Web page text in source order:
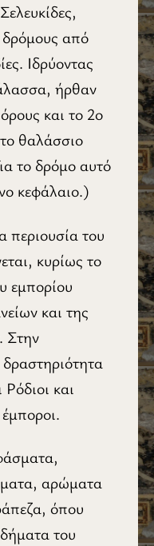
δρόμους από
Ιδρύον­τας
ήρθαν
και το 2ο
θαλάσσιο
το δρόμο αυτό
κεφάλαιο.)
περιουσία του
κυρίως το
εμπορίου
και της
Στην
και
αρώματα
όπου
του